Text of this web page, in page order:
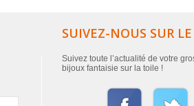
SUIVEZ-NOUS SUR
Suivez toute l’actualité de votre
bijoux fantaisie sur la toile !